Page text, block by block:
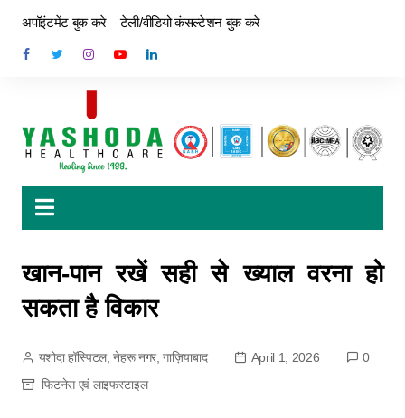
अपॉइंटमेंट बुक करे टेली/वीडियो कंसल्टेशन बुक करे
खान-पान रखें सही से ख्याल वरना हो
सकता है विकार
यशोदा हॉस्पिटल, नेहरू नगर, गाज़ियाबाद April 1, 2026
0
फिटनेस एवं लाइफस्टाइल